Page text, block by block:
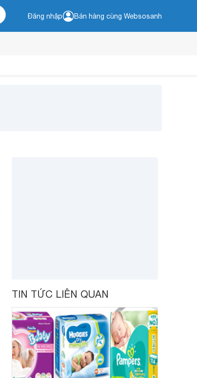
Đăng nhập Bán hàng cùng Websosanh
TIN TỨC LIÊN QUAN